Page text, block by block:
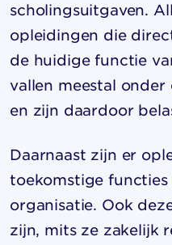
scholingsuitgaven.
opleidingen die
de huidige functie
vallen meestal
en zijn daardoor
Daarnaast zijn er
toekomstige
organisatie. Ook
zijn, mits ze zakelijk